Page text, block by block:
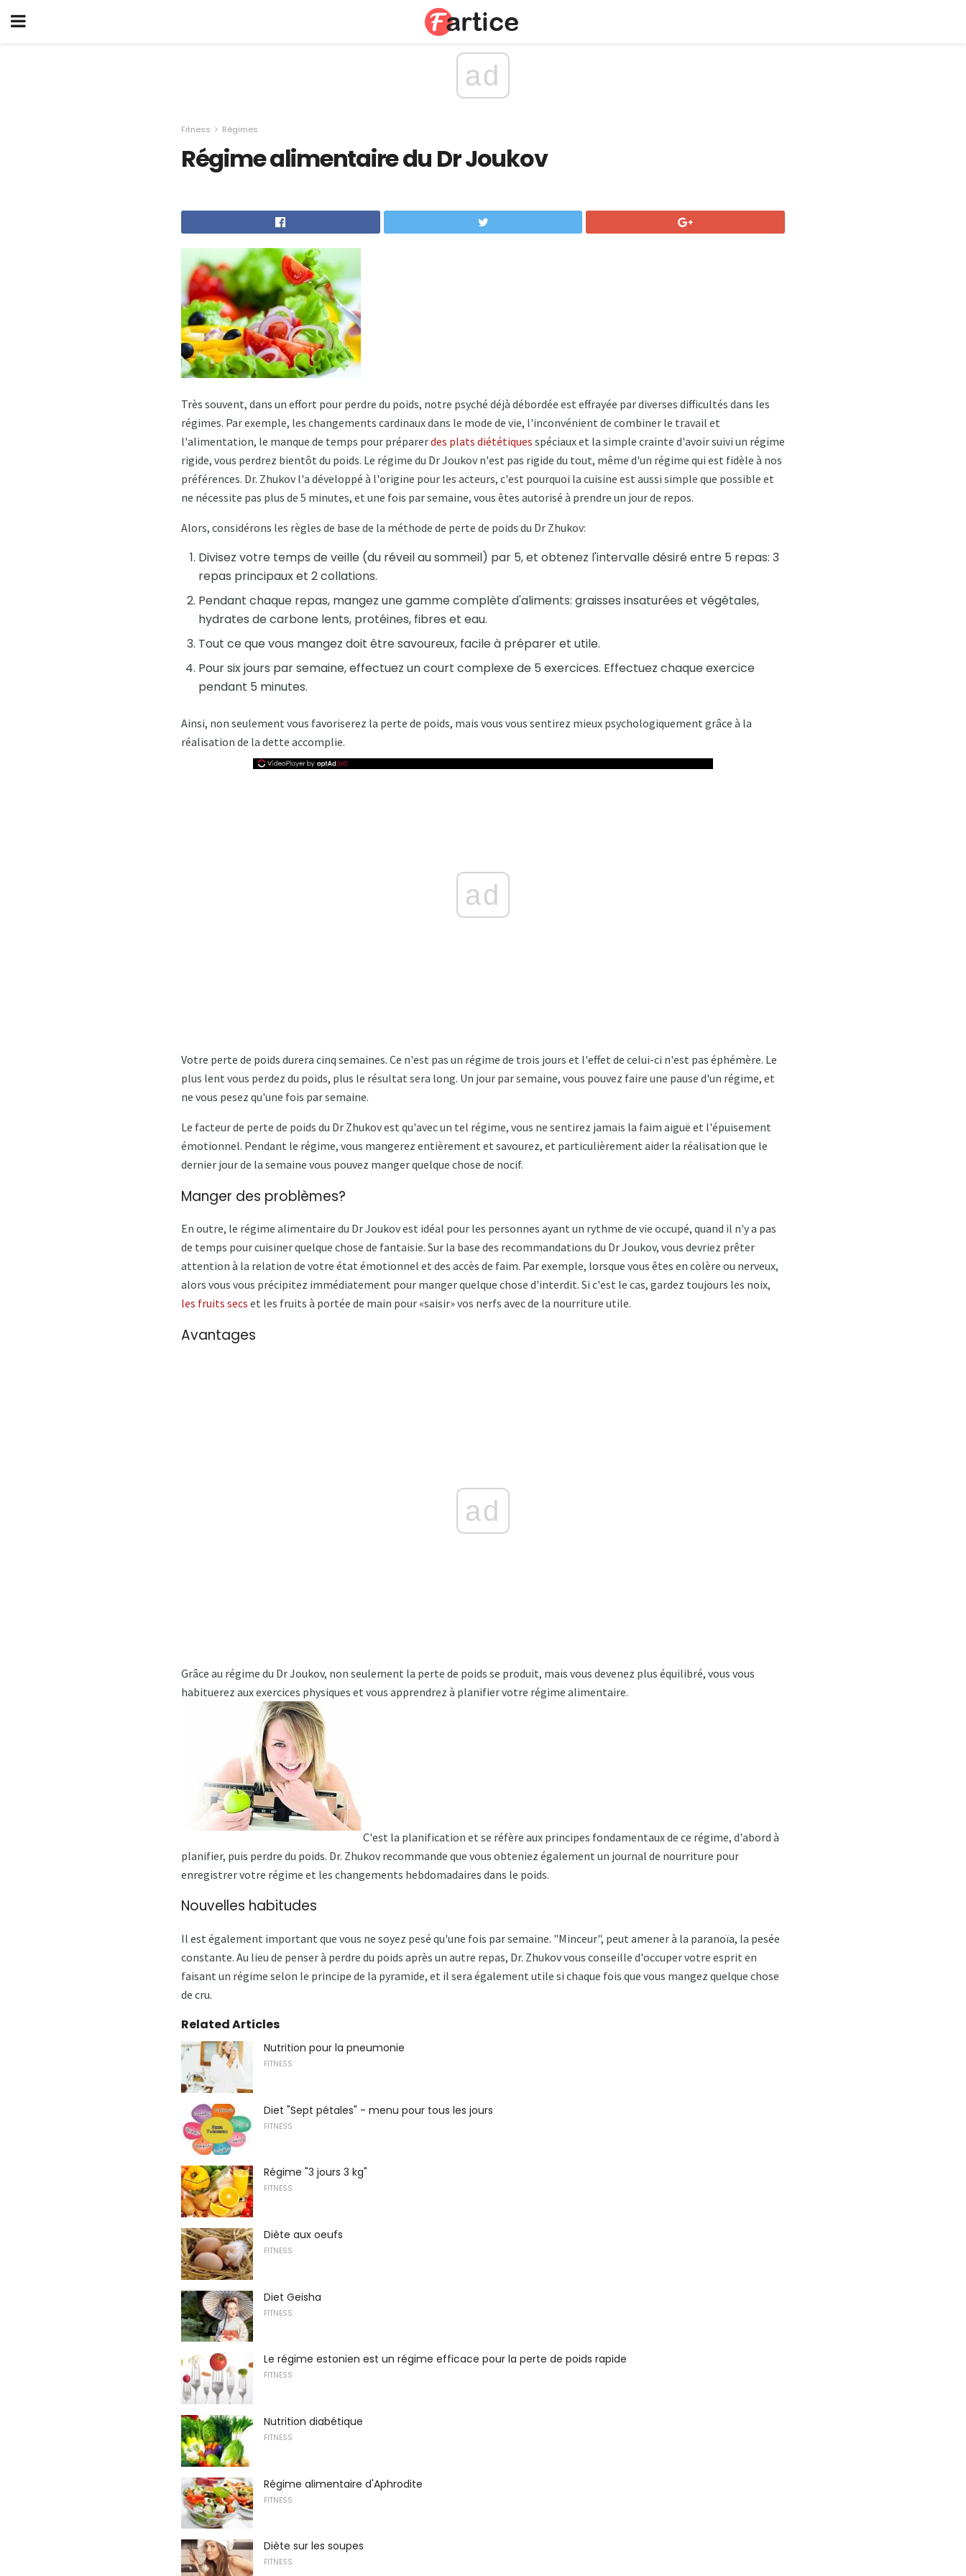
ad
Fitness Régimes
Régime alimentaire du Dr Joukov
Très souvent, dans un effort pour perdre du poids, notre psyché déjà débordée est effrayée par diverses difficultés dans les
régimes. Par exemple, les changements cardinaux dans le mode de vie, l'inconvénient de combiner le travail et
l'alimentation, le manque de temps pour préparerdes plats diététiques spéciaux et la simple crainte d'avoir suivi un régime
rigide, vous perdrez bientôt du poids. Le régime du Dr Joukov n'est pas rigide du tout, même d'un régime qui est fidèle à nos
préférences. Dr. Zhukov l'a développé à l'origine pour les acteurs, c'est pourquoi la cuisine est aussi simple que possible et
ne nécessite pas plus de 5 minutes, et une fois par semaine, vous êtes autorisé à prendre un jour de repos.
Alors, considérons les règles de base de la méthode de perte de poids du Dr Zhukov:
Divisez votre temps de veille (du réveil au sommeil) par 5, et obtenez l'intervalle désiré entre 5 repas: 3
repas principaux et 2 collations.
Pendant chaque repas, mangez une gamme complète d'aliments: graisses insaturées et végétales,
hydrates de carbone lents, protéines, fibres et eau.
Tout ce que vous mangez doit être savoureux, facile à préparer et utile.
Pour six jours par semaine, effectuez un court complexe de 5 exercices. Effectuez chaque exercice
pendant 5 minutes.
Ainsi, non seulement vous favoriserez la perte de poids, mais vous vous sentirez mieux psychologiquement grâce à la
réalisation de la dette accomplie.
ad
Votre perte de poids durera cinq semaines. Ce n'est pas un régime de trois jours et l'effet de celui-ci n'est pas éphémère. Le
plus lent vous perdez du poids, plus le résultat sera long. Un jour par semaine, vous pouvez faire une pause d'un régime, et
ne vous pesez qu'une fois par semaine.
Le facteur de perte de poids du Dr Zhukov est qu'avec un tel régime, vous ne sentirez jamais la faim aiguë et l'épuisement
émotionnel. Pendant le régime, vous mangerez entièrement et savourez, et particulièrement aider la réalisation que le
dernier jour de la semaine vous pouvez manger quelque chose de nocif.
Manger des problèmes?
En outre, le régime alimentaire du Dr Joukov est idéal pour les personnes ayant un rythme de vie occupé, quand il n'y a pas
de temps pour cuisiner quelque chose de fantaisie. Sur la base des recommandations du Dr Joukov, vous devriez prêter
attention à la relation de votre état émotionnel et des accès de faim. Par exemple, lorsque vous êtes en colère ou nerveux,
alors vous vous précipitez immédiatement pour manger quelque chose d'interdit. Si c'est le cas, gardez toujours les noix,
les fruits secs et les fruits à portée de main pour «saisir» vos nerfs avec de la nourriture utile.
Avantages
ad
Grâce au régime du Dr Joukov, non seulement la perte de poids se produit, mais vous devenez plus équilibré, vous vous
habituerez aux exercices physiques et vous apprendrez à planifier votre régime alimentaire.
C'est la planification et se réfère aux principes fondamentaux de ce régime, d'abord à
planifier, puis perdre du poids. Dr. Zhukov recommande que vous obteniez également un journal de nourriture pour
enregistrer votre régime et les changements hebdomadaires dans le poids.
Nouvelles habitudes
Il est également important que vous ne soyez pesé qu'une fois par semaine. "Minceur", peut amener à la paranoïa, la pesée
constante. Au lieu de penser à perdre du poids après un autre repas, Dr. Zhukov vous conseille d'occuper votre esprit en
faisant un régime selon le principe de la pyramide, et il sera également utile si chaque fois que vous mangez quelque chose
de cru.
Related Articles
Nutrition pour la pneumonie
FITNESS
Diet "Sept pétales" - menu pour tous les jours
FITNESS
Régime "3 jours 3 kg"
FITNESS
Diète aux oeufs
FITNESS
Diet Geisha
FITNESS
Le régime estonien est un régime efficace pour la perte de poids rapide
FITNESS
Nutrition diabétique
FITNESS
Régime alimentaire d'Aphrodite
FITNESS
Diète sur les soupes
FITNESS